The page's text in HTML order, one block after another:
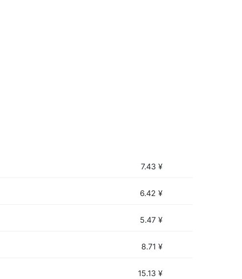
7.43 ¥
6.42 ¥
5.47 ¥
8.71 ¥
15.13 ¥